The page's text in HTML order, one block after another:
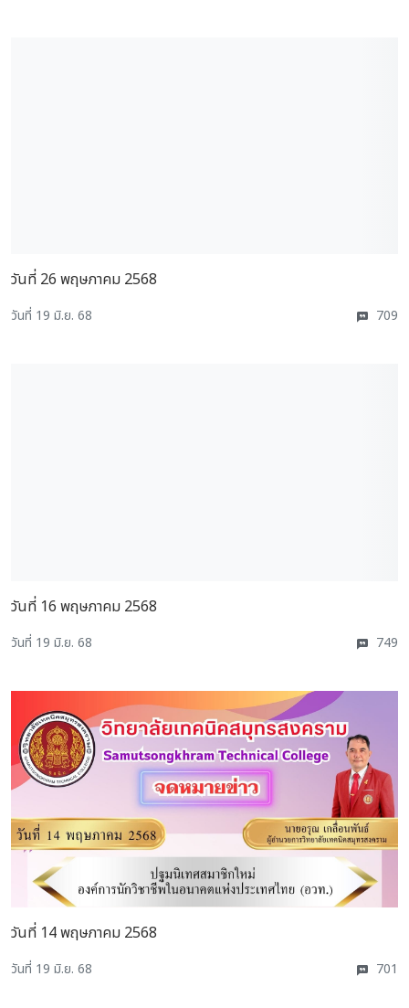
วันที่ 26 พฤษภาคม 2568
วันที่ 19 มิ.ย. 68 709
วันที่ 16 พฤษภาคม 2568
วันที่ 19 มิ.ย. 68 749
วันที่ 14 พฤษภาคม 2568
วันที่ 19 มิ.ย. 68 701